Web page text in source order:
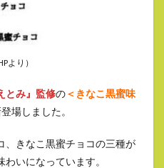
より）
とみ』監修の＜きなこ黒蜜味
場しました。
、きなこ黒蜜チョコの三種が
いになっています。